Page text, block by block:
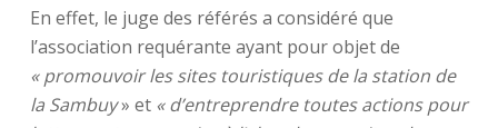
En effet, le juge des référés a considéré que
l’association requérante ayant pour objet de
« promouvoir les sites touristiques de la station de
la Sambuy» et « d’entreprendre toutes actions pour